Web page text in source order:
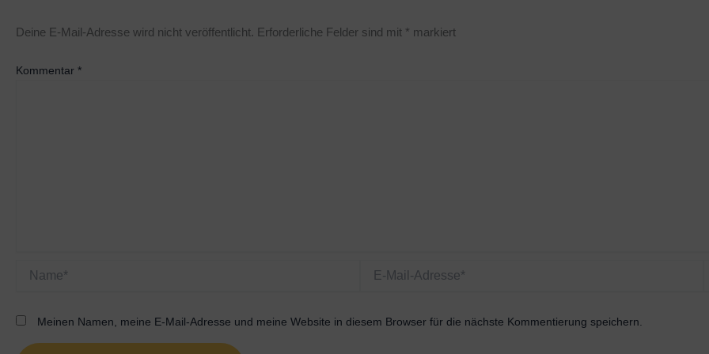
Deine E-Mail-Adresse wird nicht veröffentlicht. Erforderliche Felder sind mit * markiert
Kommentar *
Mail-
Meinen Namen, meine E-Mail-Adresse und meine Website in diesem Browser für die nächste Kommentierung speichern.